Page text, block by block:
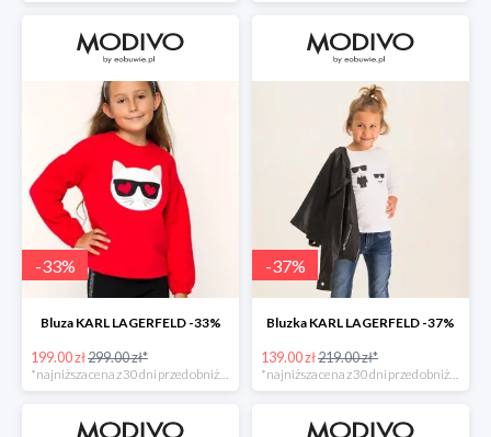
-33%
Bluza KARL LAGERFELD -33%
199.00 zł299.00 zł*
-37%
Bluzka KARL LAGERFELD -37%
139.00 zł219.00 zł*